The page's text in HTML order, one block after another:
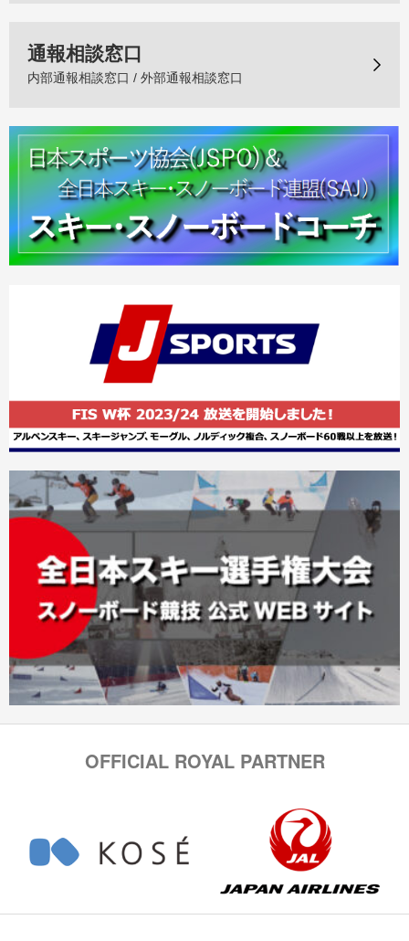
通報相談窓口
内部通報相談窓口 / 外部通報相談窓口
OFFICIAL ROYAL PARTNER